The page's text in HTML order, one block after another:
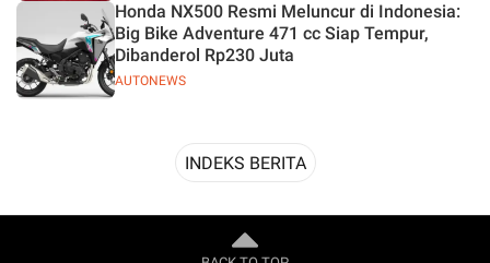
AUTONEWS
Honda NX500 Resmi Meluncur di Indonesia:
Big Bike Adventure 471 cc Siap Tempur,
Dibanderol Rp230 Juta
INDEKS BERITA